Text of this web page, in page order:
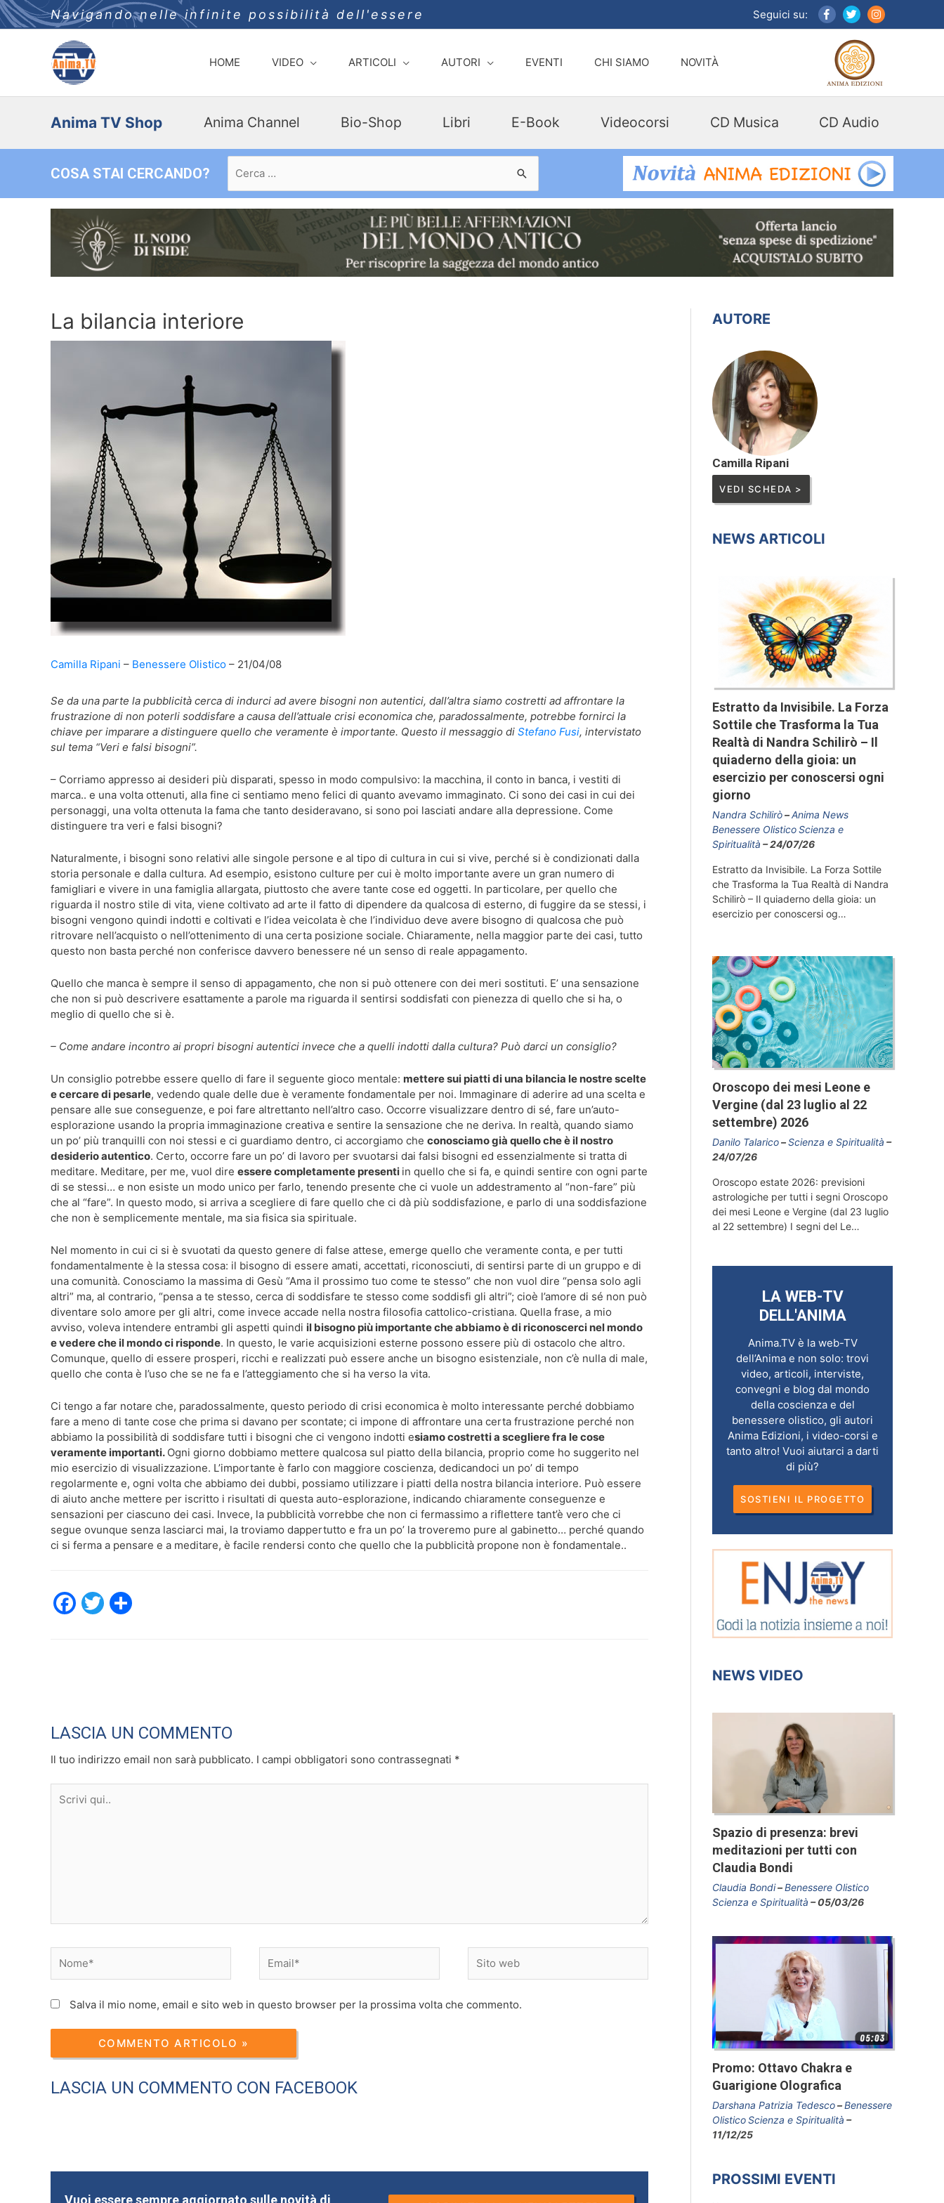
Navigando nelle infinite possibilità dell'essere Seguici su:
HOME VIDEO ARTICOLI AUTORI EVENTI CHI SIAMO NOVITÀ
Anima TV Shop Anima Channel Bio-Shop Libri E-Book Videocorsi CD Musica CD Audio
COSA STAI CERCANDO?
per:
La bilancia interiore
Camilla Ripani Benessere Olistico 21/04/08
Se da una parte la pubblicità cerca di indurci ad avere bisogni non autentici, dall’altra siamo costretti ad affrontare la
frustrazione di non poterli soddisfare a causa dell’attuale crisi economica che, paradossalmente, potrebbe fornirci la
chiave per imparare a distinguere quello che veramente è importante. Questo il messaggio di Stefano Fusi, intervistato
sul tema “Veri e falsi bisogni”.
– Corriamo appresso ai desideri più disparati, spesso in modo compulsivo: la macchina, il conto in banca, i vestiti di
marca.. e una volta ottenuti, alla fine ci sentiamo meno felici di quanto avevamo immaginato. Ci sono dei casi in cui dei
personaggi, una volta ottenuta la fama che tanto desideravano, si sono poi lasciati andare alla depressione. Come
distinguere tra veri e falsi bisogni?
Naturalmente, i bisogni sono relativi alle singole persone e al tipo di cultura in cui si vive, perché si è condizionati dalla
storia personale e dalla cultura. Ad esempio, esistono culture per cui è molto importante avere un gran numero di
famigliari e vivere in una famiglia allargata, piuttosto che avere tante cose ed oggetti. In particolare, per quello che
riguarda il nostro stile di vita, viene coltivato ad arte il fatto di dipendere da qualcosa di esterno, di fuggire da se stessi, i
bisogni vengono quindi indotti e coltivati e l’idea veicolata è che l’individuo deve avere bisogno di qualcosa che può
ritrovare nell’acquisto o nell’ottenimento di una certa posizione sociale. Chiaramente, nella maggior parte dei casi, tutto
questo non basta perché non conferisce davvero benessere né un senso di reale appagamento.
Quello che manca è sempre il senso di appagamento, che non si può ottenere con dei meri sostituti. E’ una sensazione
che non si può descrivere esattamente a parole ma riguarda il sentirsi soddisfati con pienezza di quello che si ha, o
meglio di quello che si è.
– Come andare incontro ai propri bisogni autentici invece che a quelli indotti dalla cultura? Può darci un consiglio?
Un consiglio potrebbe essere quello di fare il seguente gioco mentale: mettere sui piatti di una bilancia le nostre scelte
e cercare di pesarle, vedendo quale delle due è veramente fondamentale per noi. Immaginare di aderire ad una scelta e
pensare alle sue conseguenze, e poi fare altrettanto nell’altro caso. Occorre visualizzare dentro di sé, fare un’auto-
esplorazione usando la propria immaginazione creativa e sentire la sensazione che ne deriva. In realtà, quando siamo
un po’ più tranquilli con noi stessi e ci guardiamo dentro, ci accorgiamo che conosciamo già quello che è il nostro
desiderio autentico. Certo, occorre fare un po’ di lavoro per svuotarsi dai falsi bisogni ed essenzialmente si tratta di
meditare. Meditare, per me, vuol dire essere completamente presenti in quello che si fa, e quindi sentire con ogni parte
di se stessi… e non esiste un modo unico per farlo, tenendo presente che ci vuole un addestramento al “non-fare” più
che al “fare”. In questo modo, si arriva a scegliere di fare quello che ci dà più soddisfazione, e parlo di una soddisfazione
che non è semplicemente mentale, ma sia fisica sia spirituale.
Nel momento in cui ci si è svuotati da questo genere di false attese, emerge quello che veramente conta, e per tutti
fondamentalmente è la stessa cosa: il bisogno di essere amati, accettati, riconosciuti, di sentirsi parte di un gruppo e di
una comunità. Conosciamo la massima di Gesù “Ama il prossimo tuo come te stesso” che non vuol dire “pensa solo agli
altri” ma, al contrario, “pensa a te stesso, cerca di soddisfare te stesso come soddisfi gli altri”; cioè l’amore di sé non può
diventare solo amore per gli altri, come invece accade nella nostra filosofia cattolico-cristiana. Quella frase, a mio
avviso, voleva intendere entrambi gli aspetti quindi il bisogno più importante che abbiamo è di riconoscerci nel mondo
e vedere che il mondo ci risponde. In questo, le varie acquisizioni esterne possono essere più di ostacolo che altro.
Comunque, quello di essere prosperi, ricchi e realizzati può essere anche un bisogno esistenziale, non c’è nulla di male,
quello che conta è l’uso che se ne fa e l’atteggiamento che si ha verso la vita.
Ci tengo a far notare che, paradossalmente, questo periodo di crisi economica è molto interessante perché dobbiamo
fare a meno di tante cose che prima si davano per scontate; ci impone di affrontare una certa frustrazione perché non
abbiamo la possibilità di soddisfare tutti i bisogni che ci vengono indotti esiamo costretti a scegliere fra le cose
veramente importanti. Ogni giorno dobbiamo mettere qualcosa sul piatto della bilancia, proprio come ho suggerito nel
mio esercizio di visualizzazione. L’importante è farlo con maggiore coscienza, dedicandoci un po’ di tempo
regolarmente e, ogni volta che abbiamo dei dubbi, possiamo utilizzare i piatti della nostra bilancia interiore. Può essere
di aiuto anche mettere per iscritto i risultati di questa auto-esplorazione, indicando chiaramente conseguenze e
sensazioni per ciascuno dei casi. Invece, la pubblicità vorrebbe che non ci fermassimo a riflettere tant’è vero che ci
segue ovunque senza lasciarci mai, la troviamo dappertutto e fra un po’ la troveremo pure al gabinetto… perché quando
ci si ferma a pensare e a meditare, è facile rendersi conto che quello che la pubblicità propone non è fondamentale..
F
o
k
T
LASCIA UN COMMENTO
Il tuo indirizzo email non sarà pubblicato. I campi obbligatori sono contrassegnati *
qui..
web
Salva il mio nome, email e sito web in questo browser per la prossima volta che commento.
LASCIA UN COMMENTO CON FACEBOOK
AUTORE
Camilla Ripani
VEDI SCHEDA >
NEWS ARTICOLI
Estratto da Invisibile. La Forza
Sottile che Trasforma la Tua
Realtà di Nandra Schilirò – Il
quiaderno della gioia: un
esercizio per conoscersi ogni
giorno
Nandra Schilirò
Anima News
Benessere OlisticoScienza e
Spiritualità
24/07/26
Estratto da Invisibile. La Forza Sottile
che Trasforma la Tua Realtà di Nandra
Schilirò – Il quiaderno della gioia: un
esercizio per conoscersi og…
Oroscopo dei mesi Leone e
Vergine (dal 23 luglio al 22
settembre) 2026
Danilo Talarico
Scienza e Spiritualità
24/07/26
Oroscopo estate 2026: previsioni
astrologiche per tutti i segni Oroscopo
dei mesi Leone e Vergine (dal 23 luglio
al 22 settembre) I segni del Le…
LA WEB-TV
DELL'ANIMA
Anima.TV è la web-TV
dell’Anima e non solo: trovi
video, articoli, interviste,
convegni e blog dal mondo
della coscienza e del
benessere olistico, gli autori
Anima Edizioni, i video-corsi e
tanto altro! Vuoi aiutarci a darti
di più?
SOSTIENI IL PROGETTO
NEWS VIDEO
Spazio di presenza: brevi
meditazioni per tutti con
Claudia Bondi
Claudia Bondi
Benessere Olistico
Scienza e Spiritualità
05/03/26
Promo: Ottavo Chakra e
Guarigione Olografica
Darshana Patrizia Tedesco
Benessere
OlisticoScienza e Spiritualità
11/12/25
PROSSIMI EVENTI